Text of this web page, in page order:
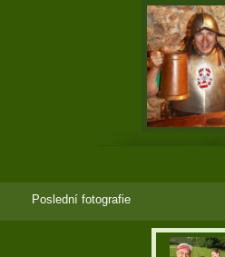
Poslední fotografie